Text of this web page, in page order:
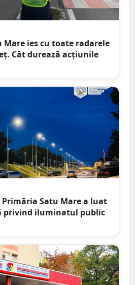
ies cu toate radarele
Cât durează acțiunile
Primăria Satu Mare a luat
privind iluminatul public